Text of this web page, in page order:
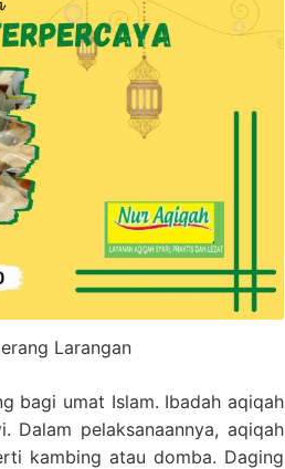
Larangan
bagi umat Islam. Ibadah aqiqah
Dalam pelaksanaannya, aqiqah
kambing atau domba. Daging